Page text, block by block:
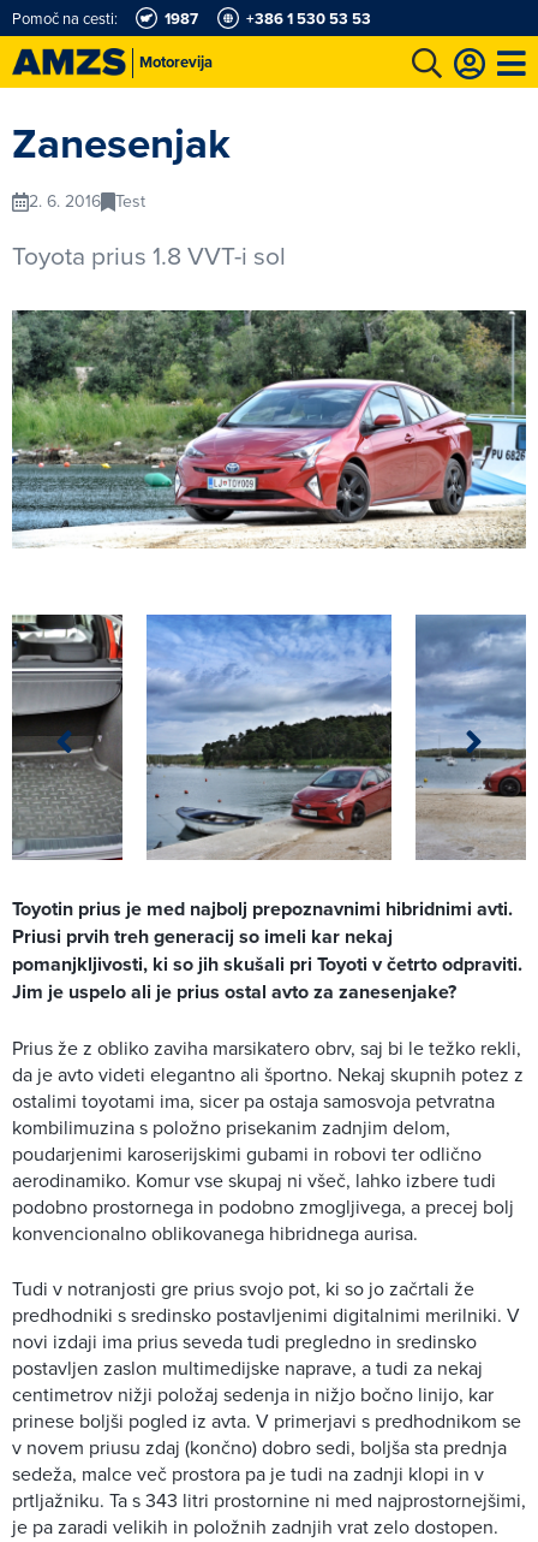
Motorevija
Pomoč na cesti: 1987 +386 1 530 53 53
Zanesenjak
2. 6. 2016 Test
Toyota prius 1.8 VVT-i sol
Toyotin prius je med najbolj prepoznavnimi hibridnimi avti.
Priusi prvih treh generacij so imeli kar nekaj
pomanjkljivosti, ki so jih skušali pri Toyoti v četrto odpraviti.
Jim je uspelo ali je prius ostal avto za zanesenjake?
Prius že z obliko zaviha marsikatero obrv, saj bi le težko rekli,
da je avto videti elegantno ali športno. Nekaj skupnih potez z
ostalimi toyotami ima, sicer pa ostaja samosvoja petvratna
kombilimuzina s položno prisekanim zadnjim delom,
poudarjenimi karoserijskimi gubami in robovi ter odlično
aerodinamiko. Komur vse skupaj ni všeč, lahko izbere tudi
podobno prostornega in podobno zmogljivega, a precej bolj
konvencionalno oblikovanega hibridnega aurisa.
Tudi v notranjosti gre prius svojo pot, ki so jo začrtali že
predhodniki s sredinsko postavljenimi digitalnimi merilniki. V
novi izdaji ima prius seveda tudi pregledno in sredinsko
postavljen zaslon multimedijske naprave, a tudi za nekaj
centimetrov nižji položaj sedenja in nižjo bočno linijo, kar
prinese boljši pogled iz avta. V primerjavi s predhodnikom se
v novem priusu zdaj (končno) dobro sedi, boljša sta prednja
sedeža, malce več prostora pa je tudi na zadnji klopi in v
prtljažniku. Ta s 343 litri prostornine ni med najprostornejšimi,
je pa zaradi velikih in položnih zadnjih vrat zelo dostopen.